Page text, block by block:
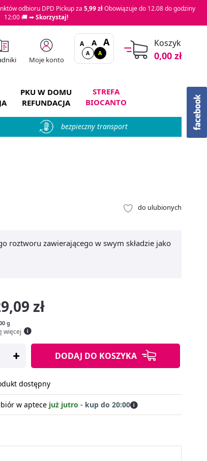
odbioru DPD Pickup za 5,99 złObowiązuje do 12.08 do godziny
12:00 🚚 ➡Skorzystaj!
Moje konto
A A A
A A
Koszyk
0,00 zł
PKU W DOMU
REFUNDACJA
STREFA
BIOCANTO
bezpieczny transport
do ulubionych
roztworu zawierającego w swym składzie jako
zł
g
więcej
DODAJ DO KOSZYKA
dostępny
w aptece już jutro - kup do 20:00